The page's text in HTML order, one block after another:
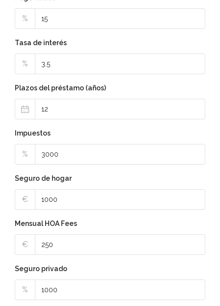
%
Tasa de interés
%
Plazos del préstamo (años)
Impuestos
%
Seguro de hogar
€
Mensual HOA Fees
€
Seguro privado
%